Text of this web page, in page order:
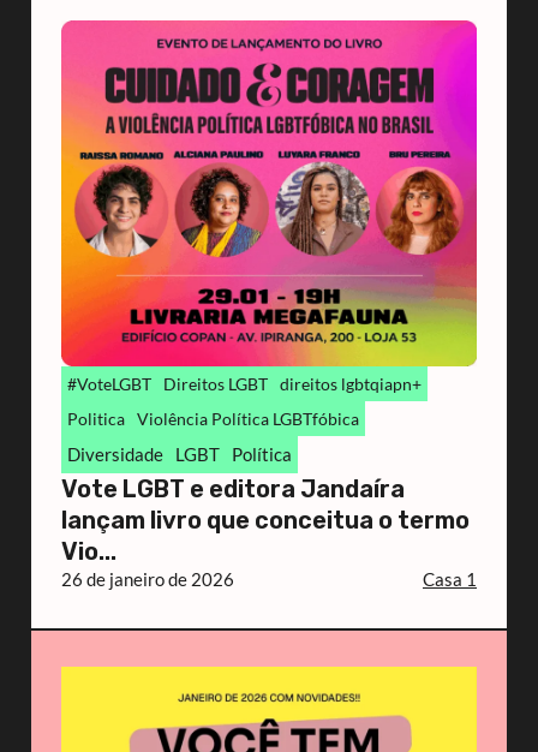
#VoteLGBT Direitos LGBT direitos lgbtqiapn+
Politica Violência Política LGBTfóbica
Diversidade LGBT Política
Vote LGBT e editora Jandaíra
lançam livro que conceitua o termo
Vio...
26 de janeiro de 2026 Casa 1